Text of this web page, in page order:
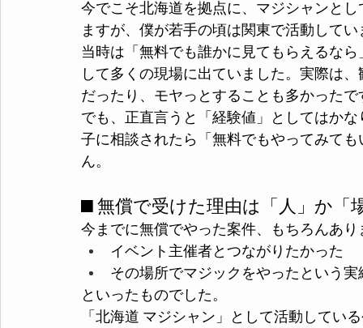
今でこそ北海道を拠点に、マジシャンと
ますが、僕が若手の頃は関東で活動してい
当時は「無料でも誰かに見てもらえるな
して多くの現場に出ていました。実際は
だったり、モヤっとすることも多かったで
でも、正直言うと「経験値」としてはか
子に相談されたら「無料でもやってみて
ん。
■ 無償で受けた理由は「人」か「
今までに無償でやった案件、もちろんあ
イベント主催者とつながりたかった
その場所でマジックをやったという
といったものでした。
「北海道 マジシャン」として活動してい